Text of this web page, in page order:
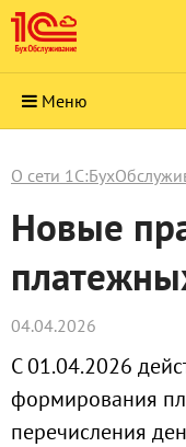
Меню
О сети
Новые
04.04.2026
С 01.04.2026
формирования
перечисления